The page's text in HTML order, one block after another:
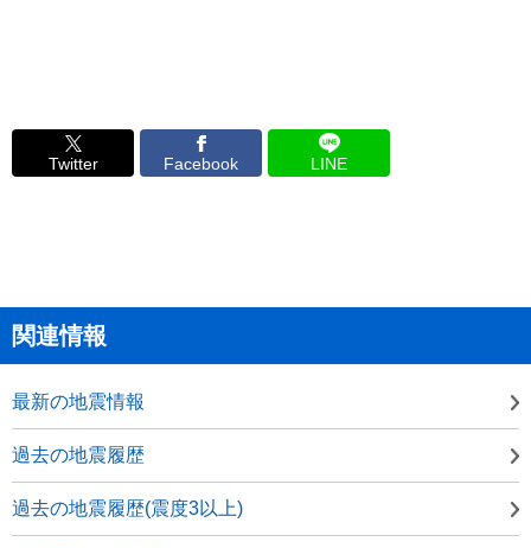
Twitter Facebook LINE
関連情報
最新の地震情報
過去の地震履歴
過去の地震履歴(震度3以上)